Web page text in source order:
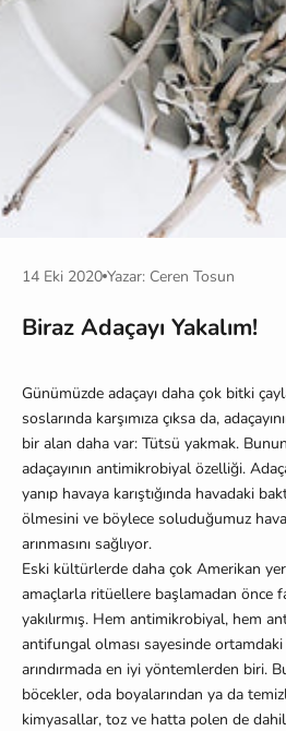
14 Eki 2020 Yazar: Ceren Tosun
Biraz Adaçayı Yakalım!
Günümüzde adaçayı daha çok bitki
soslarında karşımıza çıksa da,
bir alan daha var: Tütsü yakmak.
adaçayının antimikrobiyal özelliği.
yanıp havaya karıştığında havadaki
ölmesini ve böylece soluduğumuz
arınmasını sağlıyor.
Eski kültürlerde daha çok Amerikan
amaçlarla ritüellere başlamadan önce
yakılırmış. Hem antimikrobiyal, hem
antifungal olması sayesinde
arındırmada en iyi yöntemlerden biri.
böcekler, oda boyalarından ya da
kimyasallar, toz ve hatta polen de